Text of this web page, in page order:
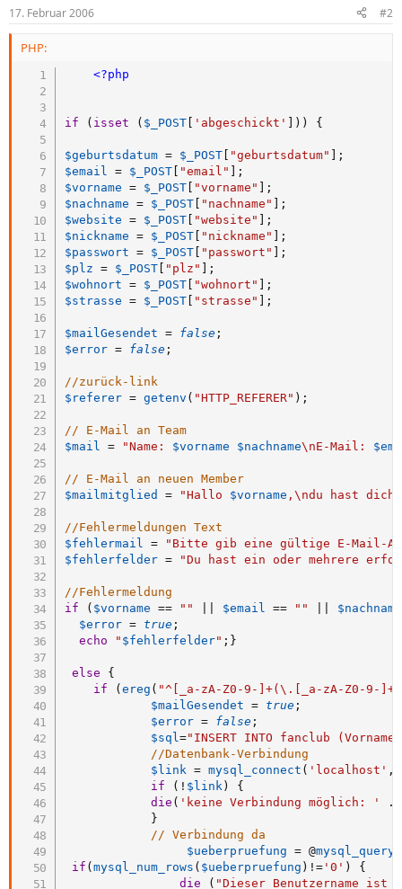
17. Februar 2006 #2
PHP:
<?php
if ( isset ( $_POST [ 'abgeschickt' ] ) ) {
$geburtsdatum = $_POST [ "geburtsdatum" ] ;
$email
= $_POST [ "email" ] ;
$vorname
= $_POST [ "vorname" ] ;
$nachname
= $_POST [ "nachname" ] ;
$website
= $_POST [ "website" ] ;
$nickname
= $_POST [ "nickname" ] ;
$passwort
= $_POST [ "passwort" ] ;
$plz
= $_POST [ "plz" ] ;
$wohnort
= $_POST [ "wohnort" ] ;
$strasse
= $_POST [ "strasse" ] ;
$mailGesendet = false ;
$error = false ;
//zurück-link
$referer = getenv ( "HTTP_REFERER" ) ;
// E-Mail an Team
$mail
= "Name: $vorname $nachname\nE-Mail:
// E-Mail an neuen Member
$mailmitglied
= "Hallo $vorname ,\ndu hast dich
//Fehlermeldungen Text
$fehlermail
=
"Bitte gib eine gültige E-Mail-
$fehlerfelder = "Du hast ein oder mehrere
//Fehlermeldung
if
( $vorname == "" $email == ""
$nachname
$error = true ;
echo
" $fehlerfelder" ; }
else
{
if
(ereg ( "^[_a-zA-Z0-9-]+(\.[_a-zA-Z0-9-
$mailGesendet
= true ;
$error = false ;
$sql="INSERT INTO fanclub
//Datenbank-Verbindung
$link
= mysql_connect ( 'localhost' ,
if
( ! $link )
{
die ( 'keine Verbindung möglich: '
.
}
// Verbindung da
$ueberpruefung
= @mysql_query
if (mysql_num_rows ( $ueberpruefung ) != '0' )
{
die
( "Dieser Benutzername ist